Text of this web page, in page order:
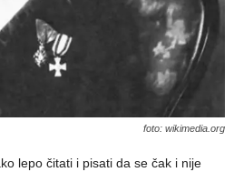
foto: wikimedia.org
lepo čitati i pisati da se čak i nije